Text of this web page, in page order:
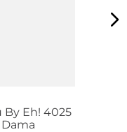
By Eh! 4025